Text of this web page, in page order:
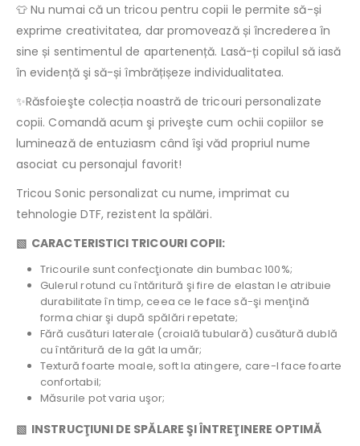
👕 Nu numai că un tricou pentru copii le permite să-și
exprime creativitatea, dar promovează și încrederea în
sine și sentimentul de apartenență. Lasă-ți copilul să iasă
în evidență şi să-și îmbrățișeze individualitatea.
✨Răsfoieşte colecția noastră de tricouri personalizate
copii. Comandă acum şi priveşte cum ochii copiilor se
luminează de entuziasm când îşi văd propriul nume
asociat cu personajul favorit!
Tricou Sonic personalizat cu nume, imprimat cu
tehnologie DTF, rezistent la spălări.
▧ CARACTERISTICI TRICOURI COPII:
Tricourile sunt confecţionate din bumbac 100%;
Gulerul rotund cu întăritură şi fire de elastan le atribuie
durabilitate în timp, ceea ce le face să-şi menţină
forma chiar şi după spălări repetate;
Fără cusături laterale (croială tubulară) cusătură dublă
cu întăritură de la gât la umăr;
Textură foarte moale, soft la atingere, care-l face foarte
confortabil;
Măsurile pot varia uşor;
▧ INSTRUCŢIUNI DE SPĂLARE ŞI ÎNTREŢINERE OPTIMĂ